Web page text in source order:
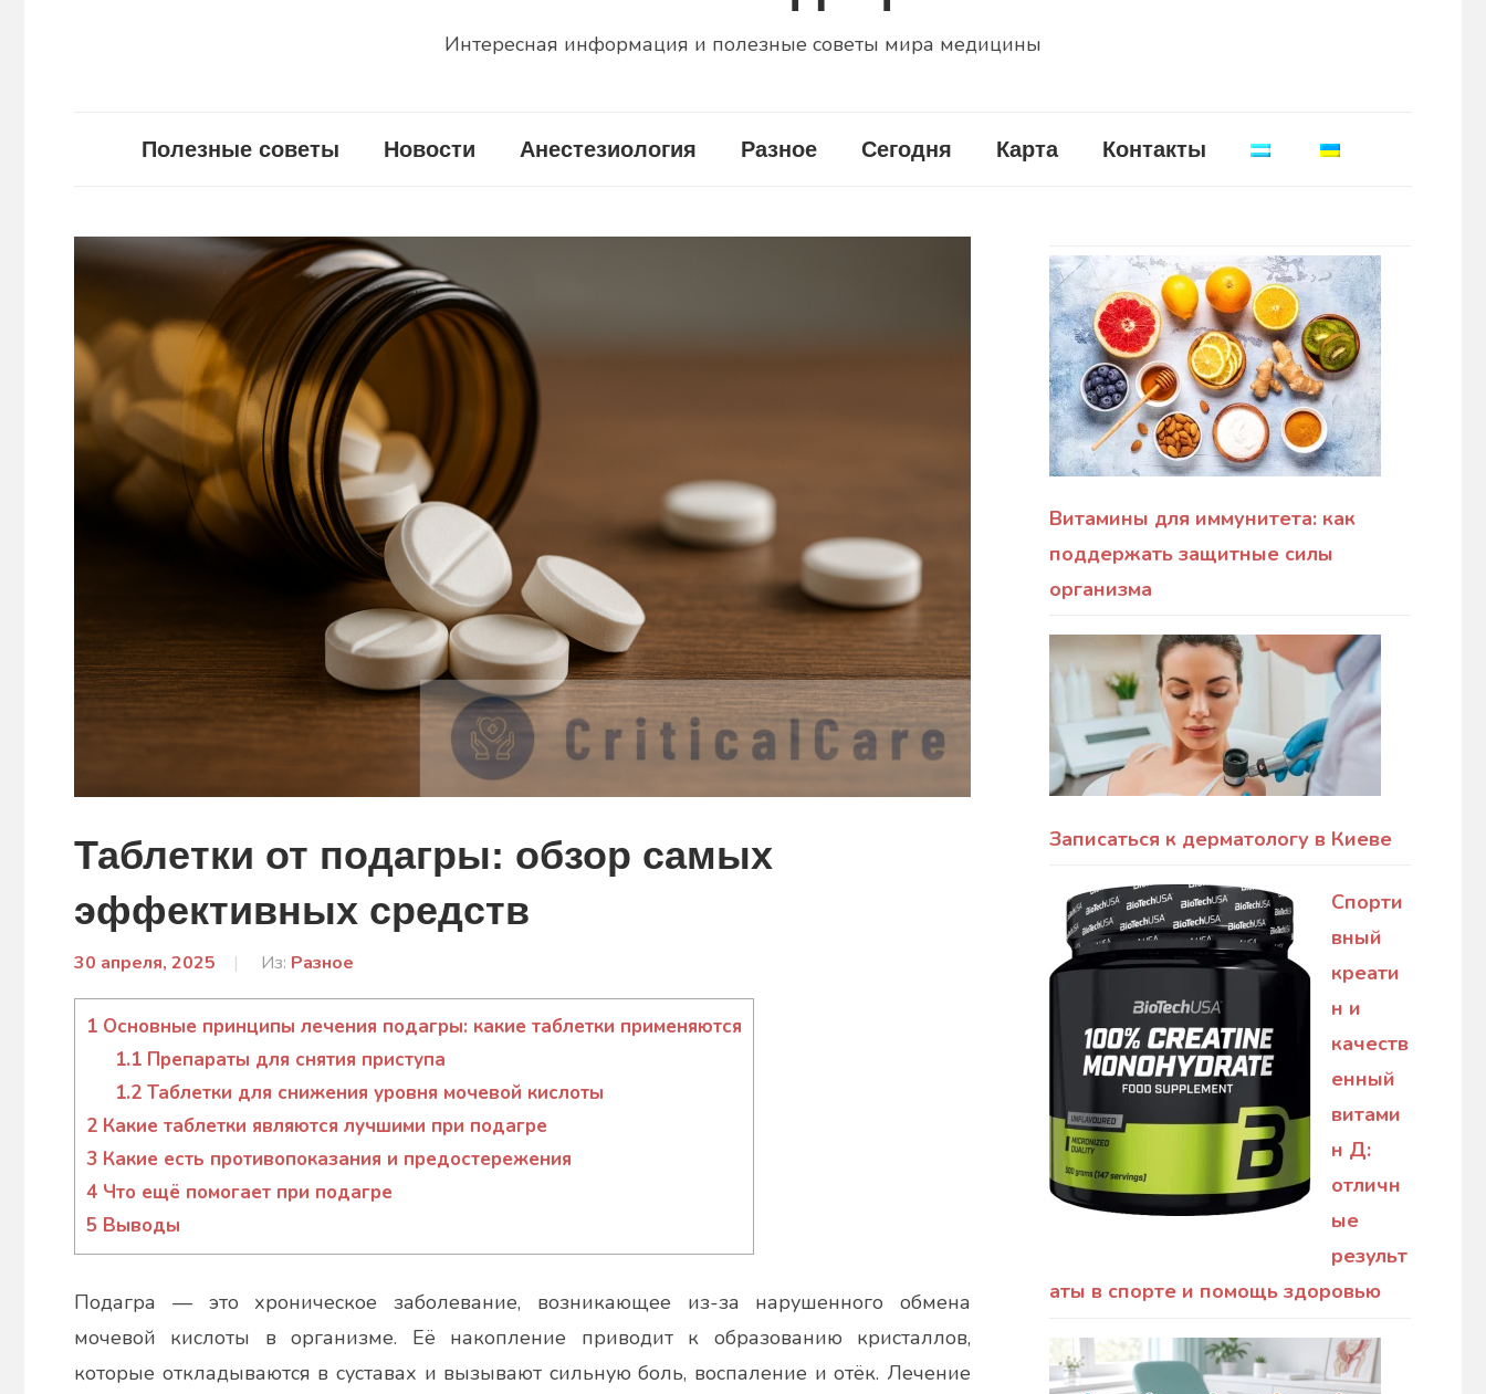
Интересная информация и полезные советы мира медицины
Полезные советы Новости Анестезиология Разное Сегодня Карта Контакты
Таблетки от подагры: обзор самых
эффективных средств
30 апреля, 2025
От:
Гапон
Юлія
Из: Разное
1 Основные принципы лечения подагры: какие таблетки применяются
1.1Препараты для снятия приступа
1.2Таблетки для снижения уровня мочевой кислоты
2 Какие таблетки являются лучшими при подагре
3 Какие есть противопоказания и предостережения
4 Что ещё помогает при подагре
5 Выводы
Подагра — это хроническое заболевание, возникающее из-за нарушенного обмена
мочевой кислоты в организме. Её накопление приводит к образованию кристаллов,
которые откладываются в суставах и вызывают сильную боль, воспаление и отёк. Лечение
Витамины для иммунитета: как
поддержать защитные силы
организма
Записаться к дерматологу в Киеве
Спорти
вный
креати
н и
качеств
енный
витами
н Д:
отличн
ые
результ
аты в спорте и помощь здоровью